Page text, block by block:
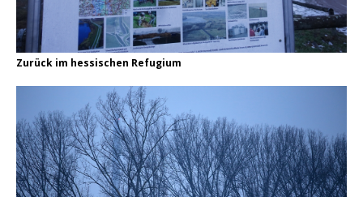
Zurück im hessischen Refugium